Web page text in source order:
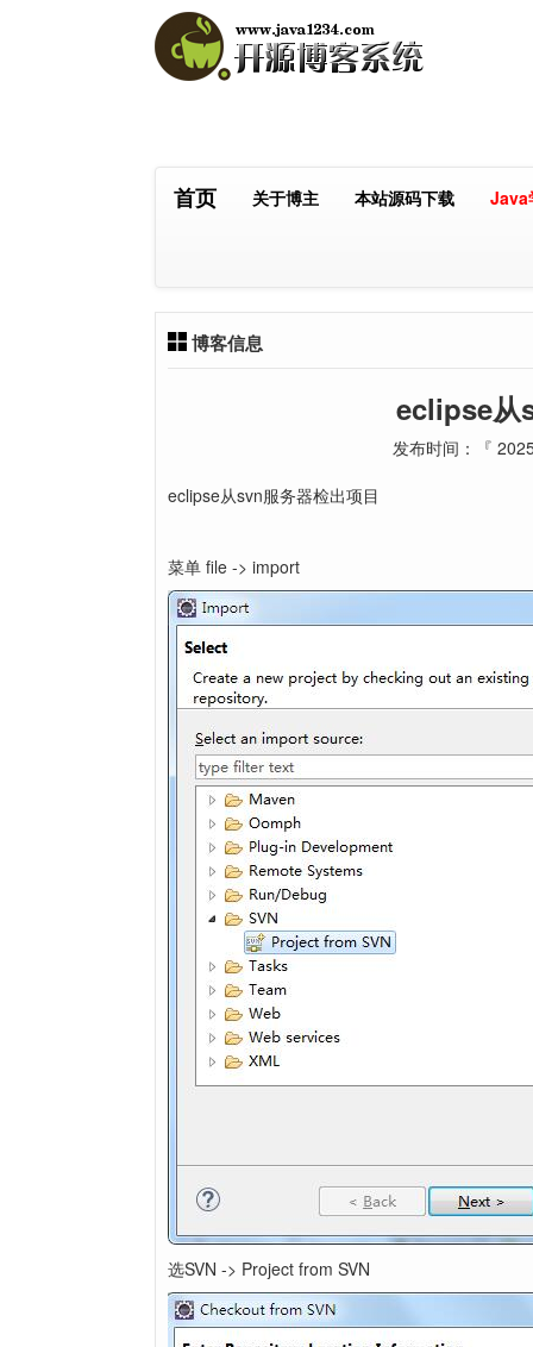
首页 关于博主 本站源码下载 Java
博客信息
eclipse从
发布时间：『
eclipse从svn服务器检出项目
菜单 file -> import
选SVN -> Project from SVN